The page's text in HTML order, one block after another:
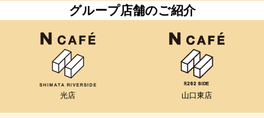
グループ店舗のご紹介
光店 山口東店